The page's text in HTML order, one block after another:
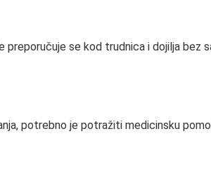
preporučuje se kod trudnica i dojilja bez
potrebno je potražiti medicinsku